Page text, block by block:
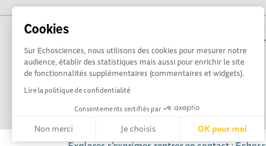
Cookies
Sur Echosciences, nous utilisons des cookies pour mesurer notre
audience, établir des statistiques mais aussi pour enrichir le site
de fonctionnalités supplémentaires (commentaires et widgets).
Lire la politique de confidentialité
Consentements certifiés par
Non merci Je choisis OK pour moi
Echosciences